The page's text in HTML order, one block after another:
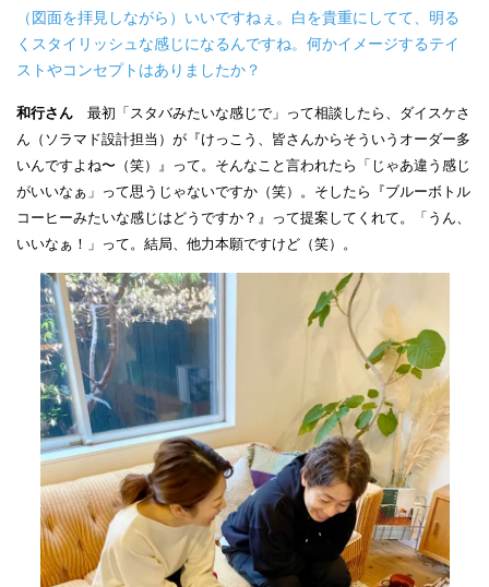
（図面を拝見しながら）いいですねぇ。白を貴重にしてて、明る
くスタイリッシュな感じになるんですね。何かイメージするテイ
ストやコンセプトはありましたか？
和行さん
最初「スタバみたいな感じで」って相談したら、ダイスケさ
ん（ソラマド設計担当）が『けっこう、皆さんからそういうオーダー多
いんですよね〜（笑）』って。そんなこと言われたら「じゃあ違う感じ
がいいなぁ」って思うじゃないですか（笑）。そしたら『ブルーボトル
コーヒーみたいな感じはどうですか？』って提案してくれて。「うん、
いいなぁ！」って。結局、他力本願ですけど（笑）。